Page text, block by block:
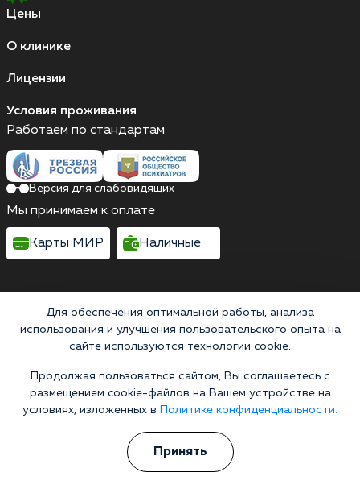
Цены
О клинике
Лицензии
Условия проживания
Выездные бригады работают круглосуточно
Михайловск, улица Войкова, 423
Горячая линия 24/7
+7 (879) 320-08-37
Перезвоните мне
Работаем по стандартам
Версия для слабовидящих
Мы принимаем к оплате
Карты МИР Наличные
Для обеспечения оптимальной работы, анализа
использования и улучшения пользовательского опыта на
сайте используются технологии cookie.
Продолжая пользоваться сайтом, Вы соглашаетесь с
размещением cookie-файлов на Вашем устройстве на
условиях, изложенных в
Политике конфиденциальности.
Принять